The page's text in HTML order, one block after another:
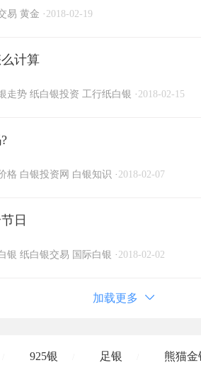
易 黄金 · 2018-02-19
计算
走势 纸白银投资 工行纸白银 · 2018-02-15
格 白银投资网 白银知识 · 2018-02-07
日
银 纸白银交易 国际白银 · 2018-02-02
加载更多
925银 足银 熊猫金